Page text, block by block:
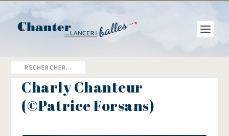
Charly Chanteur
(©Patrice Forsans)